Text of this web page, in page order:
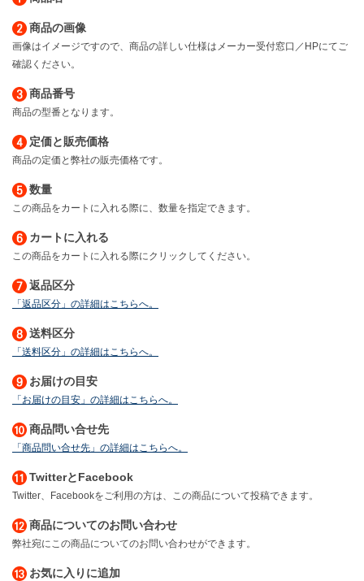
商品の画像
画像はイメージですので、商品の詳しい仕様はメーカー受付窓口／HPにてご
確認ください。
商品番号
商品の型番となります。
定価と販売価格
商品の定価と弊社の販売価格です。
数量
この商品をカートに入れる際に、数量を指定できます。
カートに入れる
この商品をカートに入れる際にクリックしてください。
返品区分
「返品区分」の詳細はこちらへ。
送料区分
「送料区分」の詳細はこちらへ。
お届けの目安
「お届けの目安」の詳細はこちらへ。
商品問い合せ先
「商品問い合せ先」の詳細はこちらへ。
TwitterとFacebook
Twitter、Facebookをご利用の方は、この商品について投稿できます。
商品についてのお問い合わせ
弊社宛にこの商品についてのお問い合わせができます。
お気に入りに追加